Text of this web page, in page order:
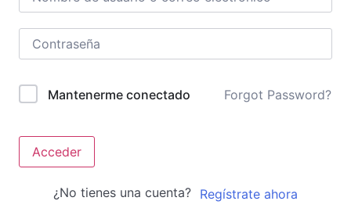
Mantenerme conectado Forgot Password?
Acceder
¿No tienes una cuenta? Regístrate ahora